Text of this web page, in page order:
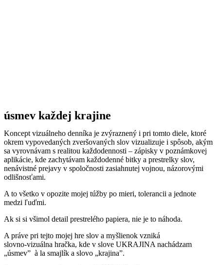
úsmev každej krajine
Koncept vizuálneho denníka je zvýraznený i pri tomto diele, ktoré
okrem vypovedaných zveršovaných slov vizualizuje i spôsob, akým
sa vyrovnávam s realitou každodennosti – zápisky v poznámkovej
aplikácie, kde zachytávam každodenné bitky a prestrelky slov,
nenávistné prejavy v spoločnosti zasiahnutej vojnou, názorovými
odlišnosťami.
A to všetko v opozite mojej túžby po mieri, tolerancii a jednote
medzi ľuďmi.
Ak si si všimol detail prestrelého papiera, nie je to náhoda.
A práve pri tejto mojej hre slov a myšlienok vzniká
slovno-vizuálna hračka, kde v slove UKRAJINA nachádzam
„úsmev” à la smajlík a slovo „krajina”.